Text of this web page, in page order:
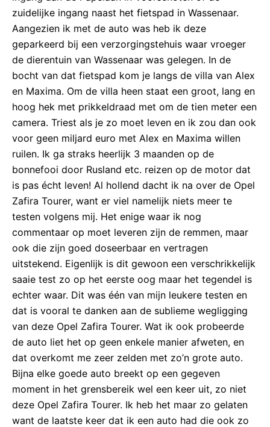
zuidelijke ingang naast het fietspad in Wassenaar.
Aangezien ik met de auto was heb ik deze
geparkeerd bij een verzorgingstehuis waar vroeger
de dierentuin van Wassenaar was gelegen. In de
bocht van dat fietspad kom je langs de villa van Alex
en Maxima. Om de villa heen staat een groot, lang en
hoog hek met prikkeldraad met om de tien meter een
camera. Triest als je zo moet leven en ik zou dan ook
voor geen miljard euro met Alex en Maxima willen
ruilen. Ik ga straks heerlijk 3 maanden op de
bonnefooi door Rusland etc. reizen op de motor dat
is pas écht leven! Al hollend dacht ik na over de Opel
Zafira Tourer, want er viel namelijk niets meer te
testen volgens mij. Het enige waar ik nog
commentaar op moet leveren zijn de remmen, maar
ook die zijn goed doseerbaar en vertragen
uitstekend. Eigenlijk is dit gewoon een verschrikkelijk
saaie test zo op het eerste oog maar het tegendel is
echter waar. Dit was één van mijn leukere testen en
dat is vooral te danken aan de sublieme wegligging
van deze Opel Zafira Tourer. Wat ik ook probeerde
de auto liet het op geen enkele manier afweten, en
dat overkomt me zeer zelden met zo’n grote auto.
Bijna elke goede auto breekt op een gegeven
moment in het grensbereik wel een keer uit, zo niet
deze Opel Zafira Tourer. Ik heb het maar zo gelaten
want de laatste keer dat ik een auto had die ook zo